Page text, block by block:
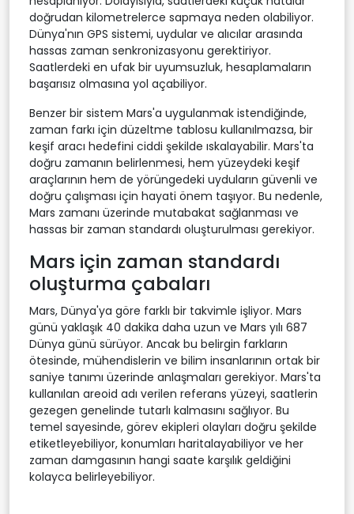
doğrudan kilometrelerce sapmaya neden olabiliyor.
Dünya'nın GPS sistemi, uydular ve alıcılar arasında
hassas zaman senkronizasyonu gerektiriyor.
Saatlerdeki en ufak bir uyumsuzluk, hesaplamaların
başarısız olmasına yol açabiliyor.
Benzer bir sistem Mars'a uygulanmak istendiğinde,
zaman farkı için düzeltme tablosu kullanılmazsa, bir
keşif aracı hedefini ciddi şekilde ıskalayabilir. Mars'ta
doğru zamanın belirlenmesi, hem yüzeydeki keşif
araçlarının hem de yörüngedeki uyduların güvenli ve
doğru çalışması için hayati önem taşıyor. Bu nedenle,
Mars zamanı üzerinde mutabakat sağlanması ve
hassas bir zaman standardı oluşturulması gerekiyor.
Mars için zaman standardı
oluşturma çabaları
Mars, Dünya'ya göre farklı bir takvimle işliyor. Mars
günü yaklaşık 40 dakika daha uzun ve Mars yılı 687
Dünya günü sürüyor. Ancak bu belirgin farkların
ötesinde, mühendislerin ve bilim insanlarının ortak bir
saniye tanımı üzerinde anlaşmaları gerekiyor. Mars'ta
kullanılan areoid adı verilen referans yüzeyi, saatlerin
gezegen genelinde tutarlı kalmasını sağlıyor. Bu
temel sayesinde, görev ekipleri olayları doğru şekilde
etiketleyebiliyor, konumları haritalayabiliyor ve her
zaman damgasının hangi saate karşılık geldiğini
kolayca belirleyebiliyor.